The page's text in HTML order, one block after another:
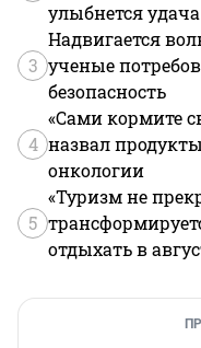
улыбнется удача
3
Надвигается
ученые
безопасность
4
«Сами кормите
назвал
онкологии
5
«Туризм не
отдыхать в